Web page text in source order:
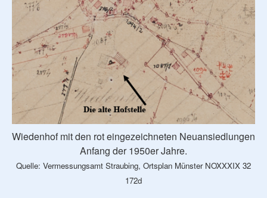
Wiedenhof mit den rot eingezeichneten Neuansiedlungen
Anfang der 1950er Jahre.
Quelle: Vermessungsamt Straubing, Ortsplan Münster NOXXXIX 32
172d